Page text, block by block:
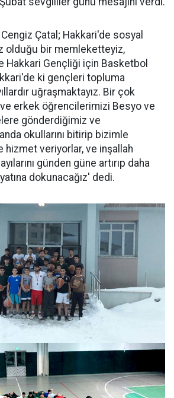
Çatal; Hakkari'de sosyal
olduğu bir memleketteyiz,
Hakkari Gençliği için Basketbol
ki gençleri topluma
uğraşmaktayız. Bir çok
erkek öğrencilerimizi Besyo ve
gönderdiğimiz ve
okullarını bitirip bizimle
hizmet veriyorlar, ve inşallah
günden güne artırıp daha
dokunacağız' dedi.